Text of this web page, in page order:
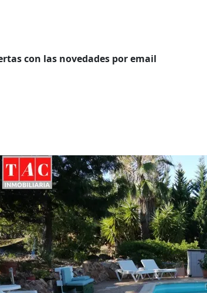
con las novedades por email